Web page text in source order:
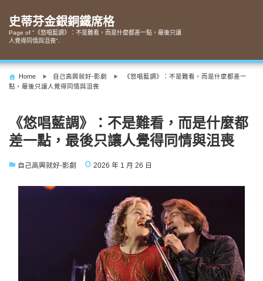
content
史蒂芬金銀銅鐵席格
Page of "《悠唱藍調》：不是難看，而是什麼都差一點，最後只讓
人覺得同情與沮喪".
Home 自己高興就好-影劇
《悠唱藍調》：不是難看，而是什麼都差一
點，最後只讓人覺得同情與沮喪
《悠唱藍調》：不是難看，而是什麼都
差一點，最後只讓人覺得同情與沮喪
自己高興就好-影劇 2026 年 1 月 26 日